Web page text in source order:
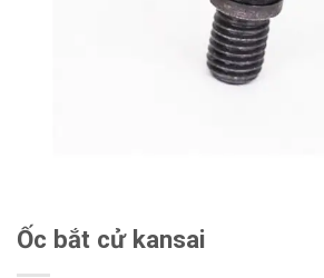
Ốc bắt cử kansai